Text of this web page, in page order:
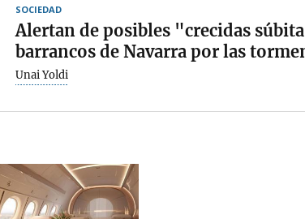
SOCIEDAD
Alertan de posibles "crecidas
barrancos de Navarra por las
Unai Yoldi